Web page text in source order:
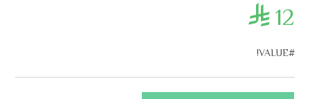
12
#VALUE!